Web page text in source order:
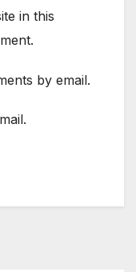
in this
by email.